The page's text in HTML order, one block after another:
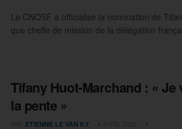
Le CNOSF a officialisé la nomination de
que cheffe de mission de la délégation
Tifany Huot-Marchand : «
la pente »
ETIENNE LE VAN KY